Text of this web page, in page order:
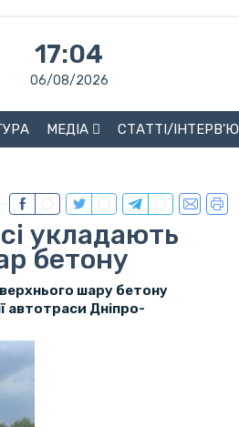
17:04
06/08/2026
МЕДІА СТАТТІ/ІНТЕРВ'Ю
укладають
бетону
шару бетону
автотраси Дніпро-